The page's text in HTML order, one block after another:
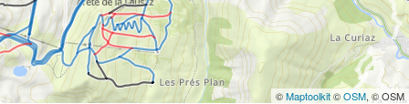
©Maptoolkit©OSM, © OSM